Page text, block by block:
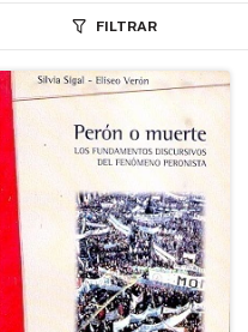
FILTRAR